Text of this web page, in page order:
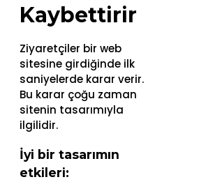
Kaybettirir
Ziyaretçiler bir web
sitesine girdiğinde ilk
saniyelerde karar verir.
Bu karar çoğu zaman
sitenin tasarımıyla
ilgilidir.
İyi bir tasarımın
etkileri: